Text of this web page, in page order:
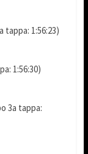
tappa: 1:56:23)
1:56:30)
3a tappa: